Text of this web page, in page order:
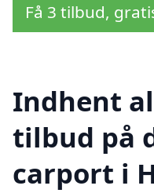
Få 3 tilbud,
Indhent
tilbud på
carport i